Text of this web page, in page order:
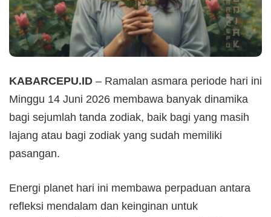
KABARCEPU.ID – Ramalan asmara periode hari ini
Minggu 14 Juni 2026 membawa banyak dinamika
bagi sejumlah tanda zodiak, baik bagi yang masih
lajang atau bagi zodiak yang sudah memiliki
pasangan.
Energi planet hari ini membawa perpaduan antara
refleksi mendalam dan keinginan untuk